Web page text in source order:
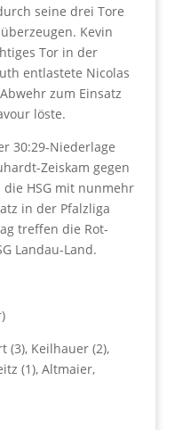
seine drei Tore
Kevin
Tor in der
entlastete Nicolas
zum Einsatz
löste.
30:29-Niederlage
Zeiskam gegen
HSG mit nunmehr
in der Pfalzliga
treffen die Rot-
Landau-Land.
(3), Keilhauer (2),
(1), Altmaier,